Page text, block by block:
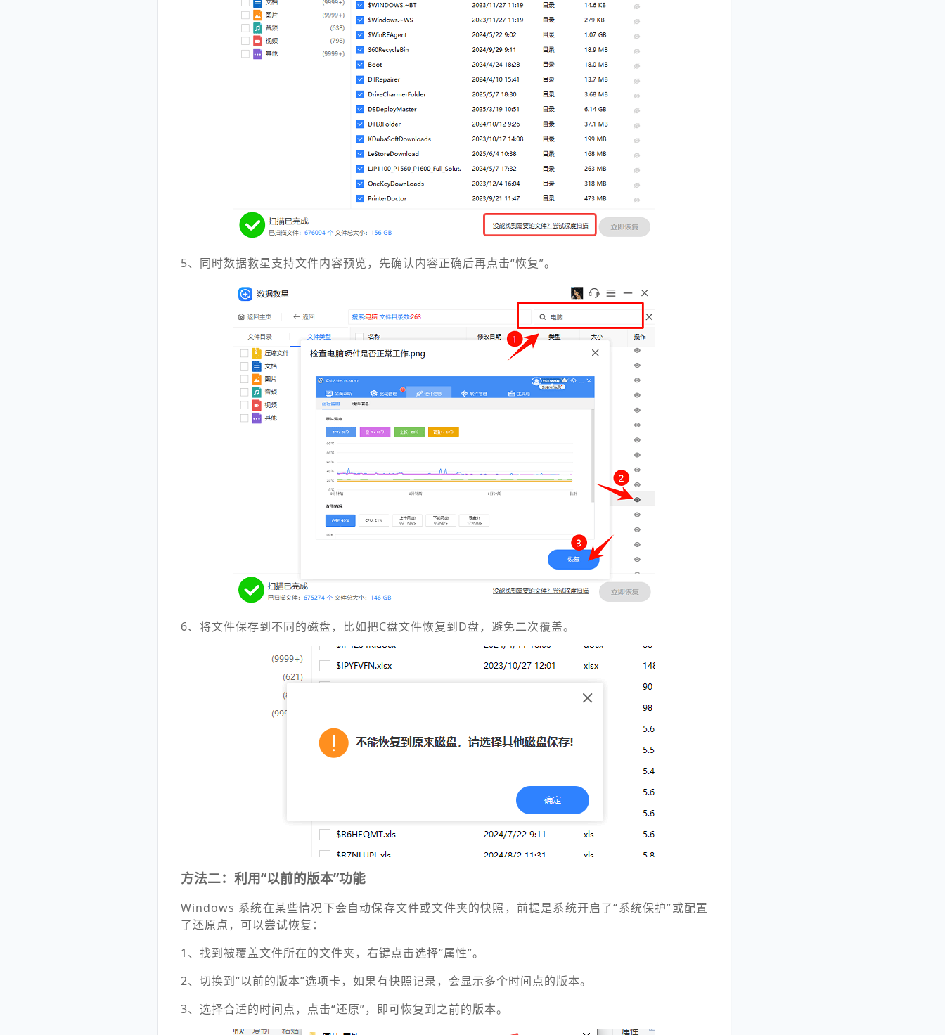
5、同时数据救星支持文件内容预览，先确认内容正确后再点击“恢复”。
6、将文件保存到不同的磁盘，比如把C盘文件恢复到D盘，避免二次覆盖。
方法二：利用“以前的版本”功能
Windows 系统在某些情况下会自动保存文件或文件夹的快照，前提是系统开启了“系统保护”或配置
了还原点，可以尝试恢复：
1、找到被覆盖文件所在的文件夹，右键点击选择“属性”。
2、切换到“以前的版本”选项卡，如果有快照记录，会显示多个时间点的版本。
3、选择合适的时间点，点击“还原”，即可恢复到之前的版本。